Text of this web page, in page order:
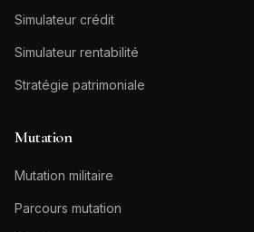
Simulateur crédit
Simulateur rentabilité
Stratégie patrimoniale
Mutation
Mutation militaire
Parcours mutation